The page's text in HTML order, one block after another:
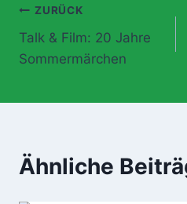
ZURÜCK
Talk & Film: 20 Jahre
Sommermärchen
Ähnliche